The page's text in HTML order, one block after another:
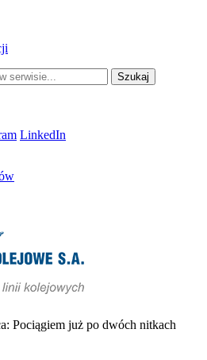
LinkedIn
Pociągiem już po dwóch nitkach